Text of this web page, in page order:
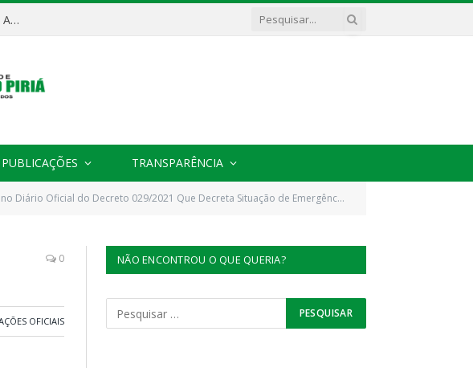
Processo Seletivo nº 001/2025 para Contratação Temporária de Agentes Comunitários de Saúde (ACS)
PUBLICAÇÕES TRANSPARÊNCIA
Diário Oficial do Decreto 029/2021 Que Decreta Situação de Emergência no Município
0
OFICIAIS
NÃO ENCONTROU O QUE QUERIA?